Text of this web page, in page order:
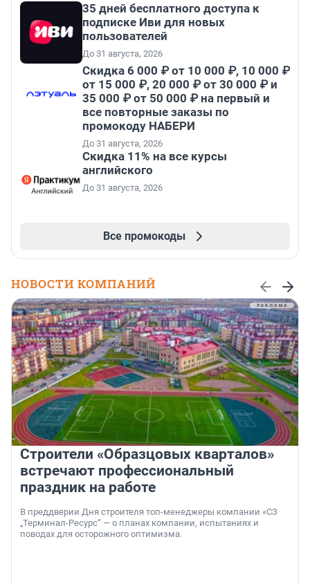
35 дней бесплатного доступа к
подписке Иви для новых
пользователей
До 31 августа, 2026
Скидка 6 000 ₽ от 10 000 ₽, 10 000 ₽
от 15 000 ₽, 20 000 ₽ от 30 000 ₽ и
35 000 ₽ от 50 000 ₽ на первый и
все повторные заказы по
промокоду НАБЕРИ
До 31 августа, 2026
Скидка 11% на все курсы
английского
До 31 августа, 2026
Все промокоды
НОВОСТИ КОМПАНИЙ
Строители «Образцовых кварталов»
встречают профессиональный
праздник на работе
В преддверии Дня строителя топ-менеджеры компании «СЗ
„Терминал-Ресурс“ — о планах компании, испытаниях и
поводах для осторожного оптимизма.